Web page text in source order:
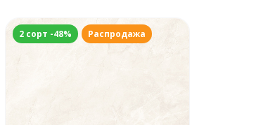
2 сорт -48% Распродажа